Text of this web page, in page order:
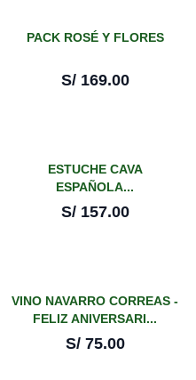
PACK ROSÉ Y FLORES
S/ 169.00
ESTUCHE CAVA
ESPAÑOLA...
S/ 157.00
VINO NAVARRO CORREAS -
FELIZ ANIVERSARI...
S/ 75.00